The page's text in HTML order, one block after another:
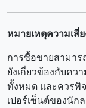
หมายเหตุความเสี่
การซื้อขายสามาร
ยังเกี่ยวข้องกับคว
ทั้งหมด และควรพิ
เปอร์เซ็นต์ของนัก